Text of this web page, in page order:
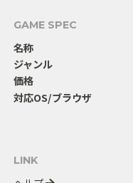
GAME SPEC
名称
ジャンル
価格
対応OS/ブラウザ
LINK